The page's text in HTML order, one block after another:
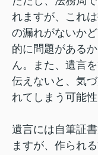
れますが、これ
の漏れがないか
的に問題がある
ん。また、遺言
伝えないと、気
れてしまう可能性
遺言には自筆証
ますが、作られ